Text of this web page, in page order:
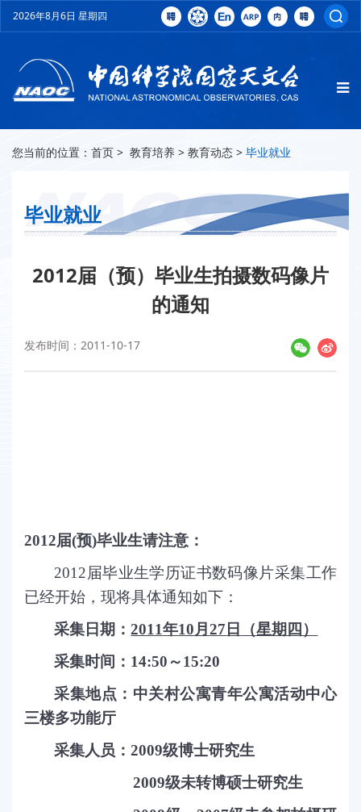
2026年8月6日 星期四
您当前的位置： 首页 > 教育培养 > 教育动态 > 毕业就业
毕业就业
2012届（预）毕业生拍摄数码像片
的通知
发布时间：2011-10-17
2012届(预)毕业生请注意：
2012届毕业生学历证书数码像片采集工作
已经开始，现将具体通知如下：
采集日期：2011年10月27 日
（星期四）
采集时间： 14:50 ～15:20
采集地点：中关村公寓青年公寓活动中心
三楼多功能厅
采集人员：2009级博士研究生
2009级未转博硕士研究生